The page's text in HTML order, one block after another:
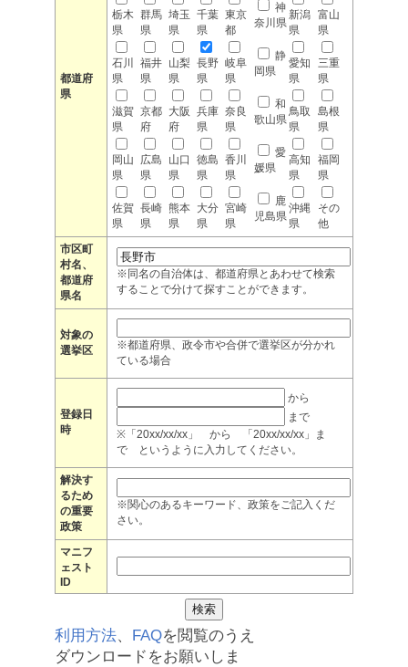
都道府
県
栃木
県
群馬
県
埼玉
県
千葉
県
東京
都
神
奈川県
新潟
県
富山
県
石川
県
福井
県
山梨
県
長野
県
岐阜
県
静
岡県
愛知
県
三重
県
滋賀
県
京都
府
大阪
府
兵庫
県
奈良
県
和
歌山県
鳥取
県
島根
県
岡山
県
広島
県
山口
県
徳島
県
香川
県
愛
媛県
高知
県
福岡
県
佐賀
県
長崎
県
熊本
県
大分
県
宮崎
県
鹿
児島県
沖縄
県
その
他
市区町
村名、
都道府
県名
※同名の自治体は、都道府県とあわせて検索
することで分けて探すことができます。
対象の
選挙区
※都道府県、政令市や合併で選挙区が分かれ
ている場合
登録日
時
から
まで
※「20xx/xx/xx」 から 「20xx/xx/xx」ま
で というように入力してください。
解決す
るため
の重要
政策
※関心のあるキーワード、政策をご記入くだ
さい。
マニフ
ェスト
ID
利用方法、 FAQを閲覧のうえ
ダウンロードをお願いしま